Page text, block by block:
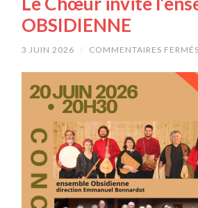
OBSIDIENNE
3 JUIN 2026 / COMMENTAIRES FERMÉS